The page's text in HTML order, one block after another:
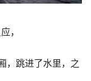
，
，跳进了水里，之